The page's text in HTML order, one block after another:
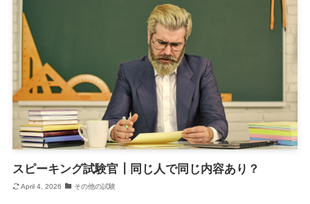
スピーキング試験官┃同じ人で同じ内容あり？
April 4, 2026 その他の試験